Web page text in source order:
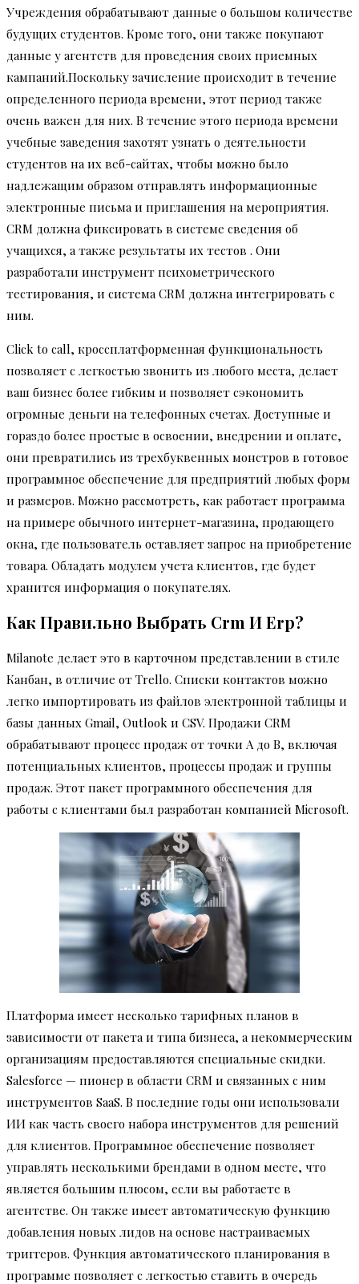
Учреждения обрабатывают данные о большом количестве
будущих студентов. Кроме того, они также покупают
данные у агентств для проведения своих приемных
кампаний.Поскольку зачисление происходит в течение
определенного периода времени, этот период также
очень важен для них. В течение этого периода времени
учебные заведения захотят узнать о деятельности
студентов на их веб-сайтах, чтобы можно было
надлежащим образом отправлять информационные
электронные письма и приглашения на мероприятия.
CRM должна фиксировать в системе сведения об
учащихся, а также результаты их тестов . Они
разработали инструмент психометрического
тестирования, и система CRM должна интегрировать с
ним.
Click to call, кроссплатформенная функциональность
позволяет с легкостью звонить из любого места, делает
ваш бизнес более гибким и позволяет сэкономить
огромные деньги на телефонных счетах. Доступные и
гораздо более простые в освоении, внедрении и оплате,
они превратились из трехбуквенных монстров в готовое
программное обеспечение для предприятий любых форм
и размеров. Можно рассмотреть, как работает программа
на примере обычного интернет-магазина, продающего
окна, где пользователь оставляет запрос на приобретение
товара. Обладать модулем учета клиентов, где будет
хранится информация о покупателях.
Как Правильно Выбрать Crm И Erp?
Milanote делает это в карточном представлении в стиле
Канбан, в отличие от Trello. Списки контактов можно
легко импортировать из файлов электронной таблицы и
базы данных Gmail, Outlook и CSV. Продажи CRM
обрабатывают процесс продаж от точки A до B, включая
потенциальных клиентов, процессы продаж и группы
продаж. Этот пакет программного обеспечения для
работы с клиентами был разработан компанией Microsoft.
Платформа имеет несколько тарифных планов в
зависимости от пакета и типа бизнеса, а некоммерческим
организациям предоставляются специальные скидки.
Salesforce — пионер в области CRM и связанных с ним
инструментов SaaS. В последние годы они использовали
ИИ как часть своего набора инструментов для решений
для клиентов. Программное обеспечение позволяет
управлять несколькими брендами в одном месте, что
является большим плюсом, если вы работаете в
агентстве. Он также имеет автоматическую функцию
добавления новых лидов на основе настраиваемых
триггеров. Функция автоматического планирования в
программе позволяет с легкостью ставить в очередь